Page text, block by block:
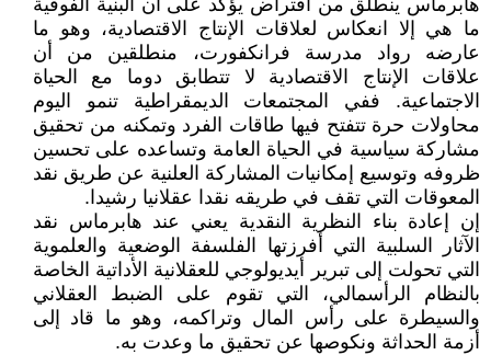
هابرماس ينطلق من افتراض يؤكد على أن البنية الفوقية
ما هي إلا انعكاس لعلاقات الإنتاج الاقتصادية، وهو ما
عارضه رواد مدرسة فرانكفورت، منطلقين من أن
علاقات الإنتاج الاقتصادية لا تتطابق دوما مع الحياة
الاجتماعية. ففي المجتمعات الديمقراطية تنمو اليوم
محاولات حرة تتفتح فيها طاقات الفرد وتمكنه من تحقيق
مشاركة سياسية في الحياة العامة وتساعده على تحسين
ظروفه وتوسيع إمكانيات المشاركة العلنية عن طريق نقد
المعوقات التي تقف في طريقه نقدا عقلانيا رشيدا.
إن إعادة بناء النظرية النقدية يعني عند هابرماس نقد
الآثار السلبية التي أفرزتها الفلسفة الوضعية والعلموية
التي تحولت إلى تبرير أيديولوجي للعقلانية الأداتية الخاصة
بالنظام الرأسمالي، التي تقوم على الضبط العقلاني
والسيطرة على رأس المال وتراكمه، وهو ما قاد إلى
أزمة الحداثة ونكوصها عن تحقيق ما وعدت به.